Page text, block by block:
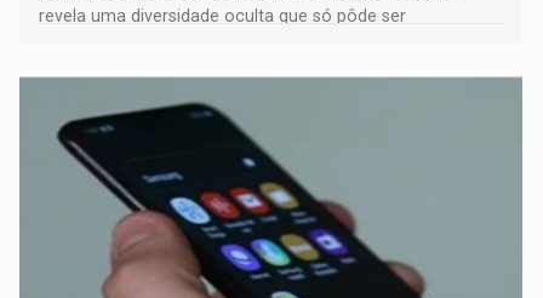
revela uma diversidade oculta que só pôde ser